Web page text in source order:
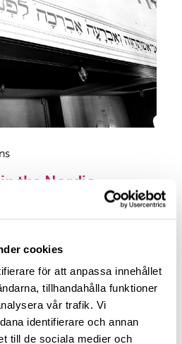
cookies
för att anpassa innehållet
tillhandahålla funktioner
vår trafik. Vi
identifierare och annan
till de sociala medier och
the Nordic
CountriesJunior
Turku, Finland 9-10
a conference for scholars
research can be classified as
geared towards
students and recent PhD